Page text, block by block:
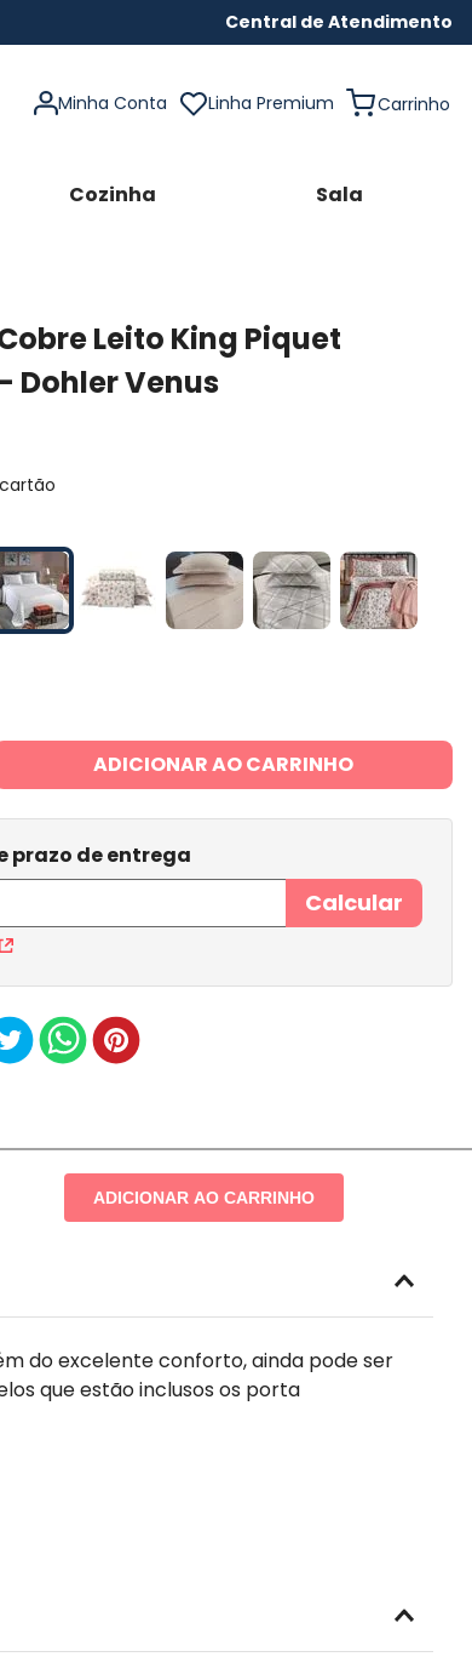
Central de Atendimento
Minha Conta Linha Premium
Cozinha Sala
Leito King Piquet
Dohler Venus
ADICIONAR AO CARRINHO
ADICIONAR AO CARRINHO
do excelente conforto, ainda pode ser
que estão inclusos os porta